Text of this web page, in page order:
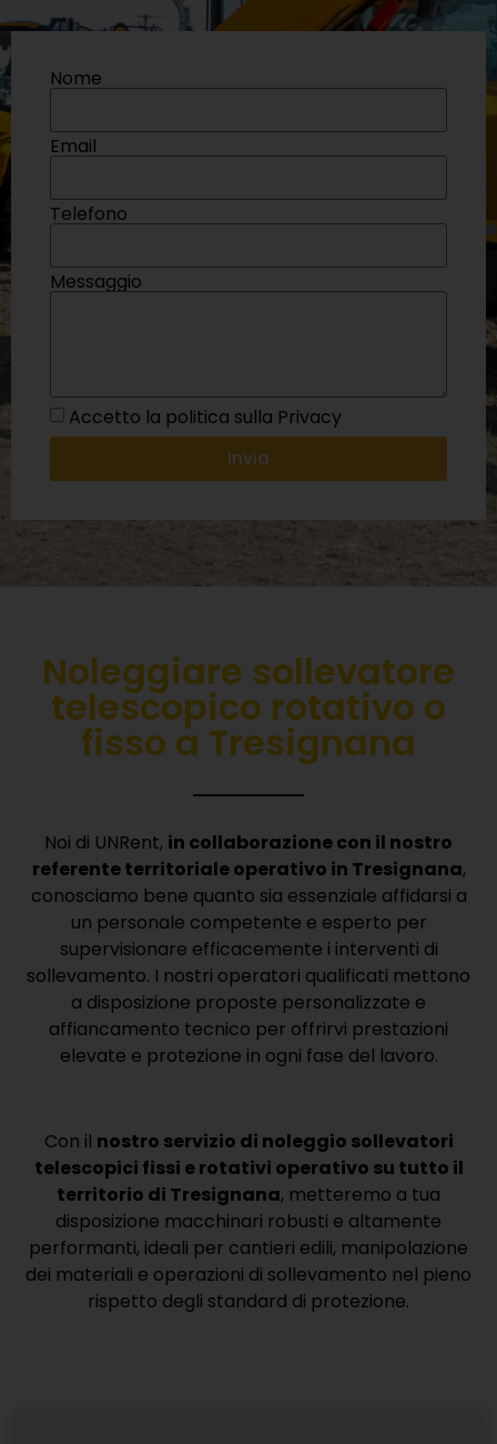
Nome
Email
Telefono
Messaggio
Accetto la politica sulla Privacy
Invia
Noleggiare sollevatore
telescopico rotativo o
fisso a Tresignana
Noi di UNRent, in collaborazione con il nostro
referente territoriale operativo in Tresignana,
conosciamo bene quanto sia essenziale affidarsi a
un personale competente e esperto per
supervisionare efficacemente i interventi di
sollevamento. I nostri operatori qualificati mettono
a disposizione proposte personalizzate e
affiancamento tecnico per offrirvi prestazioni
elevate e protezione in ogni fase del lavoro.
Con il nostro servizio di noleggio sollevatori
telescopici fissi e rotativi operativo su tutto il
territorio di Tresignana, metteremo a tua
disposizione macchinari robusti e altamente
performanti, ideali per cantieri edili, manipolazione
dei materiali e operazioni di sollevamento nel pieno
rispetto degli standard di protezione.